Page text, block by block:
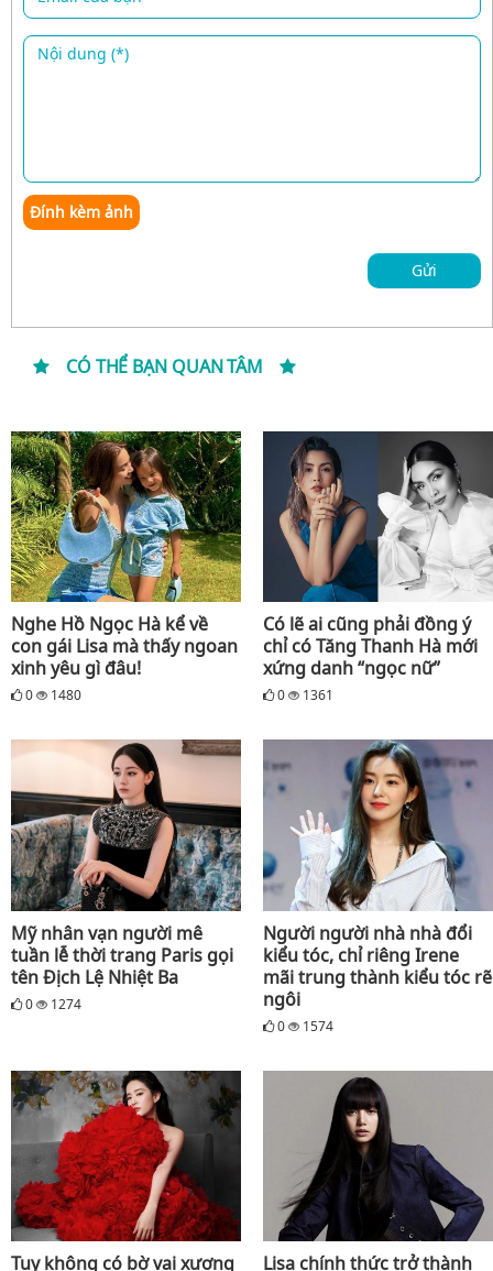
Đính kèm ảnh
Gửi
CÓ THỂ BẠN QUAN TÂM
Nghe Hồ Ngọc Hà kể về
con gái Lisa mà thấy ngoan
xinh yêu gì đâu!
0 1480
Có lẽ ai cũng phải đồng ý
chỉ có Tăng Thanh Hà mới
xứng danh “ngọc nữ”
0 1361
Mỹ nhân vạn người mê
tuần lễ thời trang Paris gọi
tên Địch Lệ Nhiệt Ba
0 1274
Người người nhà nhà đổi
kiểu tóc, chỉ riêng Irene
mãi trung thành kiểu tóc rẽ
ngôi
0 1574
Tuy không có bờ vai xương Lisa chính thức trở thành